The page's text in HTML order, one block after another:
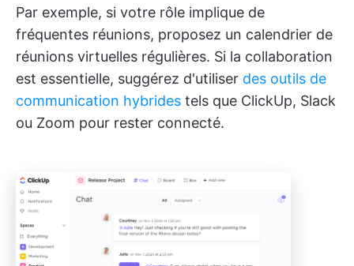
Par exemple, si votre rôle implique de
fréquentes réunions, proposez un calendrier de
réunions virtuelles régulières. Si la collaboration
est essentielle, suggérez d'utiliser des outils de
communication hybrides tels que ClickUp, Slack
ou Zoom pour rester connecté.